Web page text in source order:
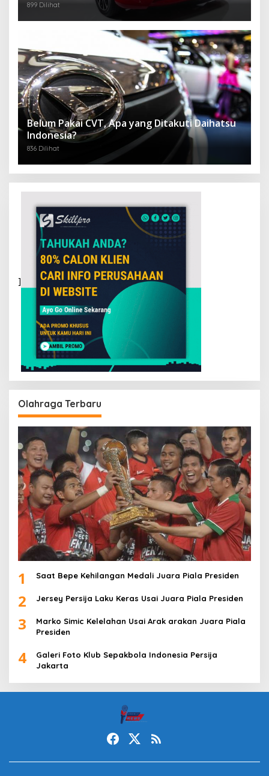
899 Dilihat
Belum Pakai CVT, Apa yang Ditakuti Daihatsu
Indonesia?
836 Dilihat
]
Olahraga Terbaru
1 Saat Bepe Kehilangan Medali Juara Piala Presiden
2 Jersey Persija Laku Keras Usai Juara Piala Presiden
3
Marko Simic Kelelahan Usai Arak arakan Juara Piala
Presiden
4
Galeri Foto Klub Sepakbola Indonesia Persija
Jakarta